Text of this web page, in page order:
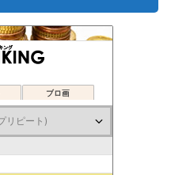
ブロ画